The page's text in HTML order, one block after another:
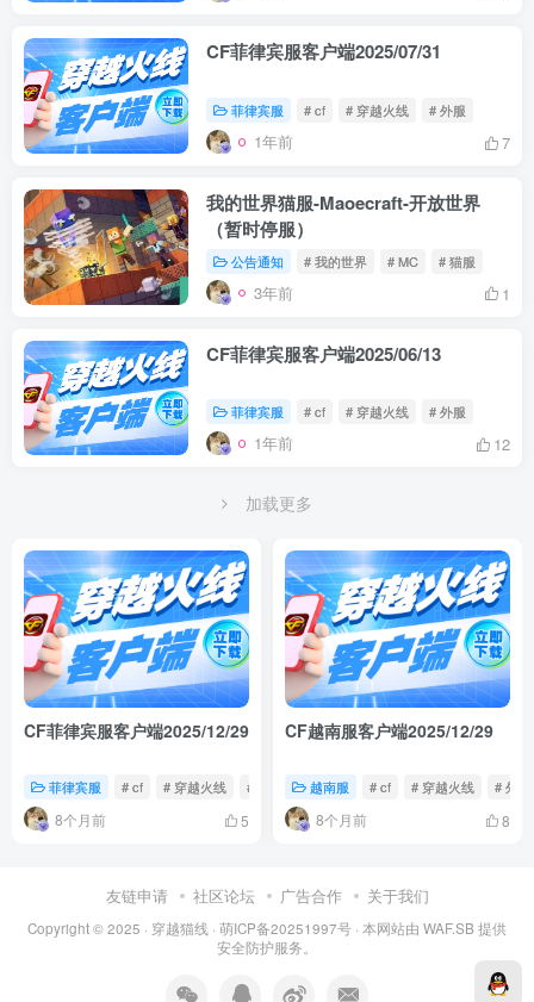
CF菲律宾服客户端2025/07/31
菲律宾服 # cf # 穿越火线 # 外服
1年前 7
我的世界猫服-Maoecraft-开放世界
（暂时停服）
公告通知 # 我的世界 # MC # 猫服
3年前 1
CF菲律宾服客户端2025/06/13
菲律宾服 # cf # 穿越火线 # 外服
1年前 12
加载更多
CF菲律宾服客户端2025/12/29
菲律宾服 # cf # 穿越火线 # 外服
8个月前 5
CF越南服客户端2025/12/29
越南服 # cf # 穿越火线 # 外服
8个月前 8
友链申请 社区论坛 广告合作 关于我们
Copyright © 2025 · 穿越猫线 · 萌ICP备20251997号 · 本网站由 WAF.SB 提供
安全防护服务。